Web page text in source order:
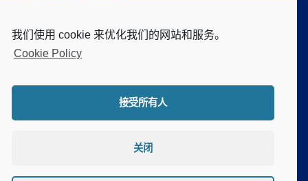
SIT S.p.A.
Viale dell’Industria, 34
Cap.soc. Є 96.151.920,60 i.v.
P.IVA / C.F. / Iscr. Reg. Imprese di PD.
我们使用 cookie 来优化我们的网站和服务。
Cookie Policy
接受所有人
关闭